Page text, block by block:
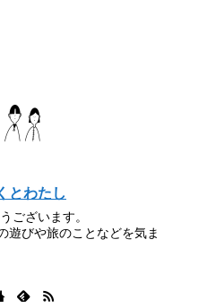
とわたし
ございます。
遊びや旅のことなどを気ま